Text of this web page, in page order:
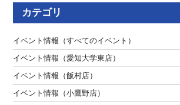
2023年11月
2023年10月
2021年12月
2021年01月
2020年10月
2020年09月
カテゴリ
イベント情報（すべてのイベント）
イベント情報（愛知大学東店）
イベント情報（飯村店）
イベント情報（小鷹野店）